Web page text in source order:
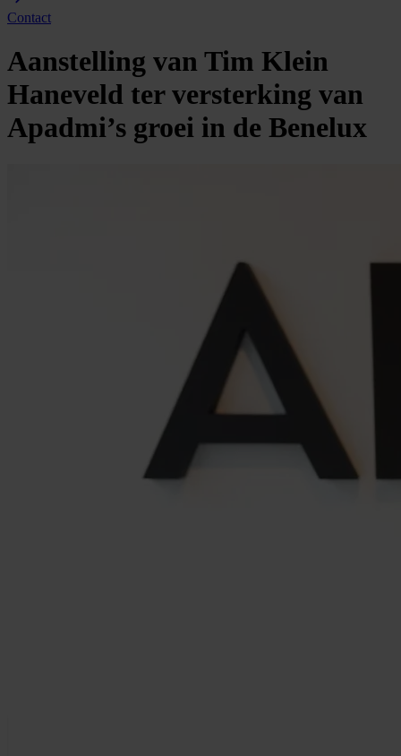
Contact
Aanstelling van Tim Klein
Haneveld ter versterking van
Apadmi’s groei in de Benelux